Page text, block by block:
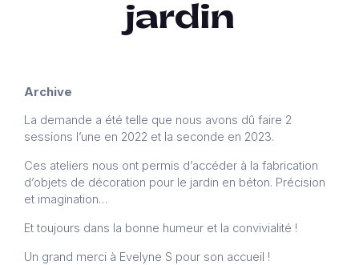
jardin
Archive
La demande a été telle que nous avons dû faire 2
sessions l’une en 2022 et la seconde en 2023.
Ces ateliers nous ont permis d’accéder à la fabrication
d’objets de décoration pour le jardin en béton. Précision
et imagination…
Et toujours dans la bonne humeur et la convivialité !
Un grand merci à Evelyne S pour son accueil !